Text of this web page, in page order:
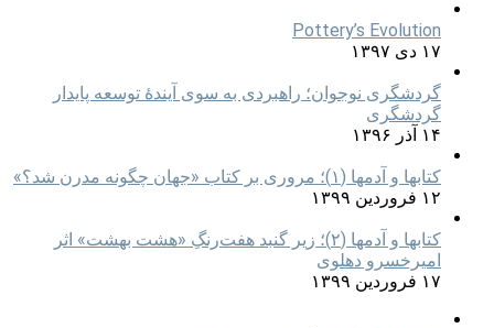
Pottery’s Evolution
۱۷ دی ۱۳۹۷
گردشگری نوجوان؛ راهبردی به سوی آیندۀ توسعه پایدار
گردشگری
۱۴ آذر ۱۳۹۶
کتابها و آدمها (۱)؛ مروری بر کتاب «جهان چگونه مدرن شد؟»
۱۲ فروردین ۱۳۹۹
کتابها و آدمها (۲)؛ زیر گنبد هفت‌رنگِ «هشت بهشت» اثر
امیرخسرو دهلوی
۱۷ فروردین ۱۳۹۹